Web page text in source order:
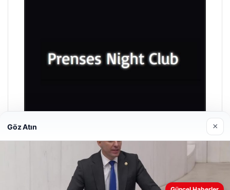
Prenses Night Club
Göz Atın ×